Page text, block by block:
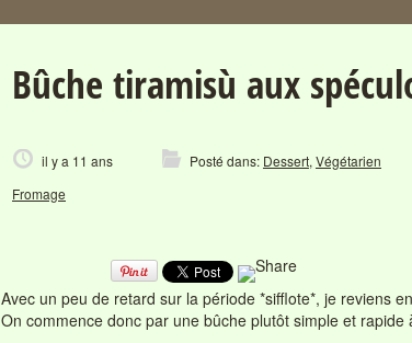
Bûche tiramisù aux
il y a 11 ans Posté dans: Dessert, Végétarien
Fromage
Avec un peu de retard sur la période *sifflote*, je reviens
On commence donc par une bûche plutôt simple et rapide